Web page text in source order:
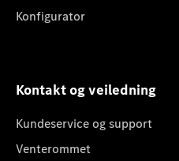
Konfigurator
Kontakt og veiledning
Kundeservice og support
Venterommet